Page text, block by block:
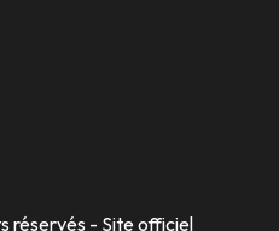
réservés - Site officiel